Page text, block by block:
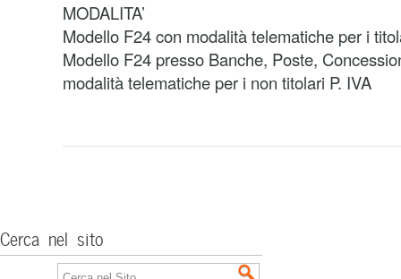
MODALITA’
Modello F24 con modalità telematiche per i
Modello F24 presso Banche, Poste,
modalità telematiche per i non titolari P. IVA
Cerca nel sito